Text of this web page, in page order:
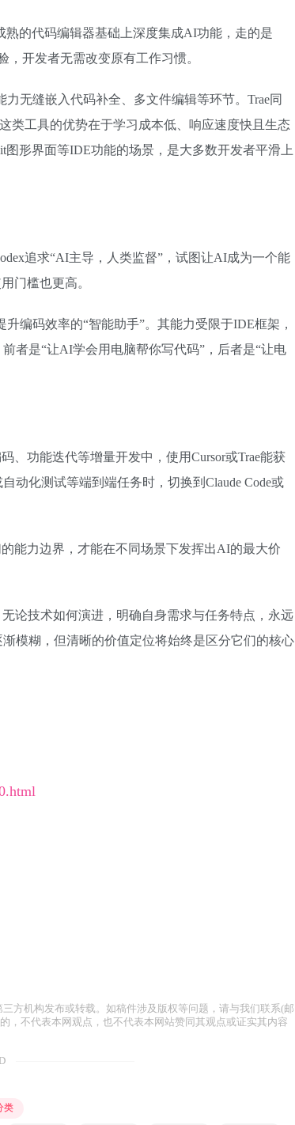
熟的代码编辑器基础上深度集成AI功能，走的是
开发者无需改变原有工作习惯。
无缝嵌入代码补全、多文件编辑等环节。Trae同
类工具的优势在于学习成本低、响应速度快且生态
形界面等IDE功能的场景，是大多数开发者平滑上
追求“AI主导，人类监督”，试图让AI成为一个能
门槛也更高。
编码效率的“智能助手”。其能力受限于IDE框架，
者是“让AI学会用电脑帮你写代码”，后者是“让电
、功能迭代等增量开发中，使用Cursor或Trae能获
动化测试等端到端任务时，切换到Claude Code或
能力边界，才能在不同场景下发挥出AI的最大价
论技术如何演进，明确自身需求与任务特点，永远
模糊，但清晰的价值定位将始终是区分它们的核心
方机构发布或转载。如稿件涉及版权等问题，请与我们联系(邮
，不代表本网观点，也不代表本网站赞同其观点或证实其内容
类